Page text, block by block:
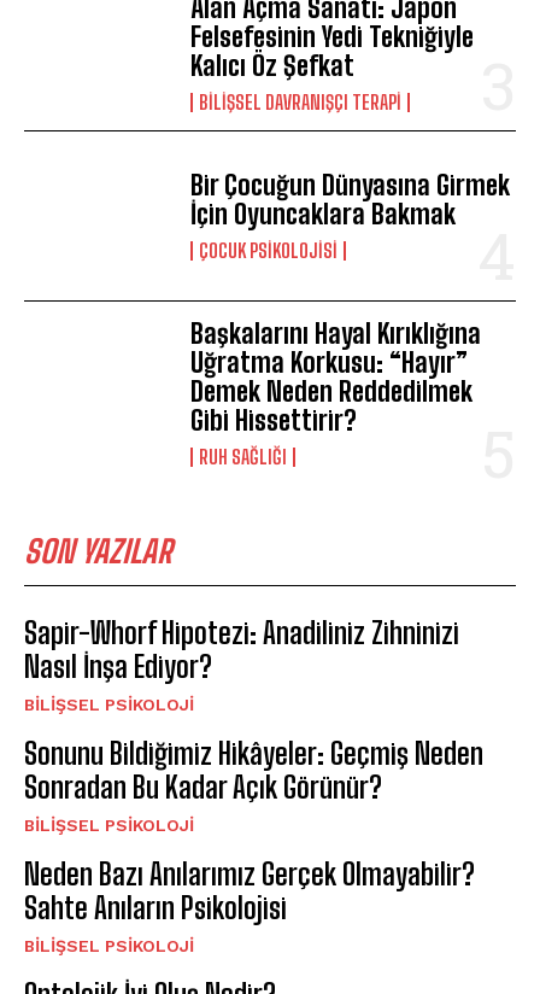
Alan Açma Sanatı: Japon
Felsefesinin Yedi Tekniğiyle
Kalıcı Öz Şefkat
BILIŞSEL DAVRANIŞÇI TERAPI
Bir Çocuğun Dünyasına Girmek
İçin Oyuncaklara Bakmak
ÇOCUK PSIKOLOJISI
Başkalarını Hayal Kırıklığına
Uğratma Korkusu: “Hayır”
Demek Neden Reddedilmek
Gibi Hissettirir?
⁠RUH SAĞLIĞI
SON YAZILAR
Sapir-Whorf Hipotezi: Anadiliniz Zihninizi
Nasıl İnşa Ediyor?
BILIŞSEL PSIKOLOJI
Sonunu Bildiğimiz Hikâyeler: Geçmiş Neden
Sonradan Bu Kadar Açık Görünür?
BILIŞSEL PSIKOLOJI
Neden Bazı Anılarımız Gerçek Olmayabilir?
Sahte Anıların Psikolojisi
BILIŞSEL PSIKOLOJI